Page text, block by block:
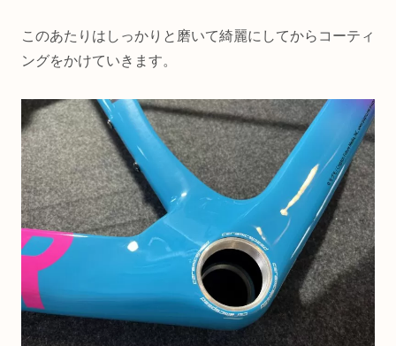
このあたりはしっかりと磨いて綺麗にしてからコーティ
ングをかけていきます。